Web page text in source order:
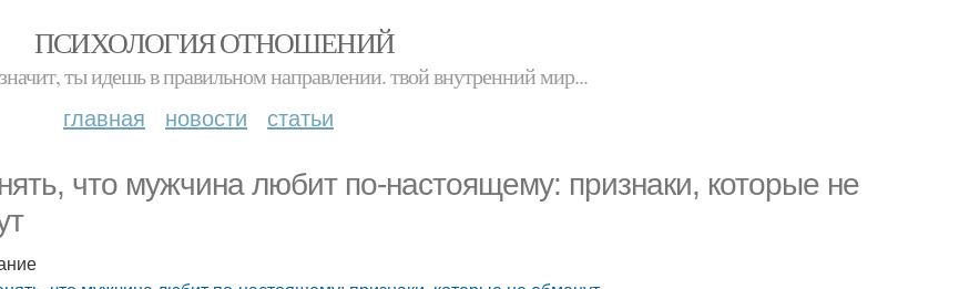
ПСИХОЛОГИЯ ОТНОШЕНИЙ
ты идешь в правильном направлении. твой внутренний мир...
главная новости статьи
что мужчина любит по-настоящему: признаки, которые не